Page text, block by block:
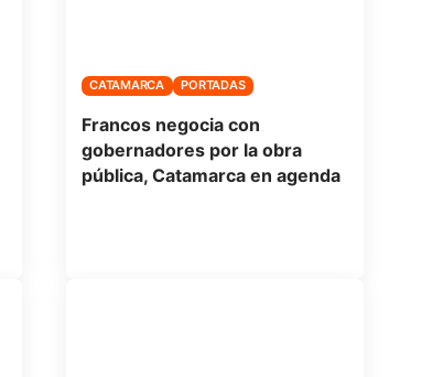
CATAMARCA PORTADAS
Francos negocia con
gobernadores por la obra
pública, Catamarca en agenda